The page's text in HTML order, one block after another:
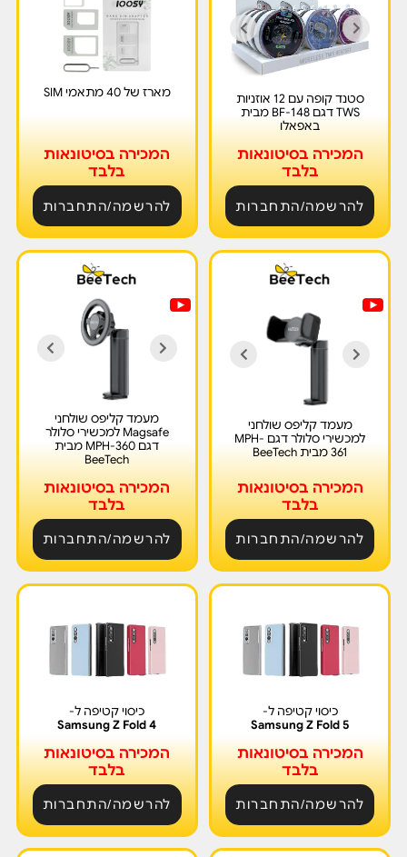
סטנד קופה עם 12 אוזניות
TWS דגם BF-148 מבית
באפאלו
המכירה בסיטונאות
בלבד
להרשמה/התחברות
מארז של 40 מתאמי SIM
המכירה בסיטונאות
בלבד
להרשמה/התחברות
מעמד קליפס שולחני
למכשירי סלולר דגם MPH-
361 מבית BeeTech
המכירה בסיטונאות
בלבד
להרשמה/התחברות
מעמד קליפס שולחני
Magsafe למכשירי סלולר
דגם MPH-360 מבית
BeeTech
המכירה בסיטונאות
בלבד
להרשמה/התחברות
כיסוי קטיפה ל-
Samsung Z Fold 5
המכירה בסיטונאות
בלבד
להרשמה/התחברות
כיסוי קטיפה ל-
Samsung Z Fold 4
המכירה בסיטונאות
בלבד
להרשמה/התחברות